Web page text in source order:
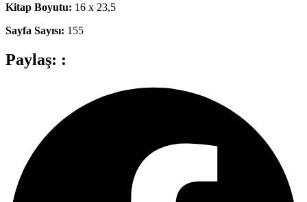
Kitap Boyutu: 16 x 23,5
Sayfa Sayısı: 155
Paylaş: :